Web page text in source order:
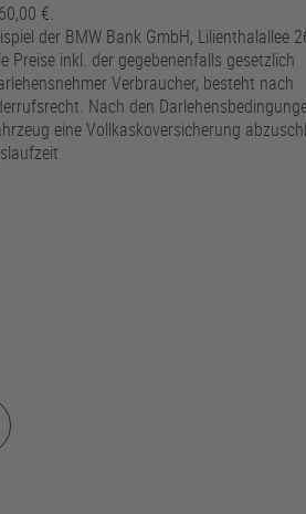
€.
der BMW Bank GmbH, Lilienthalallee
inkl. der gegebenenfalls gesetzlich
Verbraucher, besteht nach
Nach den
eine Vollkaskoversicherung